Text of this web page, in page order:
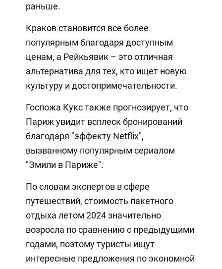
раньше.
Краков становится все более
популярным благодаря доступным
ценам, а Рейкьявик – это отличная
альтернатива для тех, кто ищет новую
культуру и достопримечательности.
Госпожа Кукс также прогнозирует, что
Париж увидит всплеск бронирований
благодаря "эффекту Netflix",
вызванному популярным сериалом
"Эмили в Париже".
По словам экспертов в сфере
путешествий, стоимость пакетного
отдыха летом 2024 значительно
возросла по сравнению с предыдущими
годами, поэтому туристы ищут
интересные предложения по экономной